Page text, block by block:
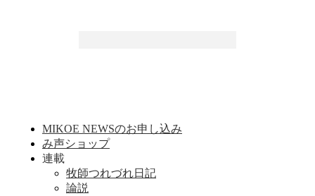
MIKOE NEWSのお申し込み
み声ショップ
連載
牧師つれづれ日記
論説